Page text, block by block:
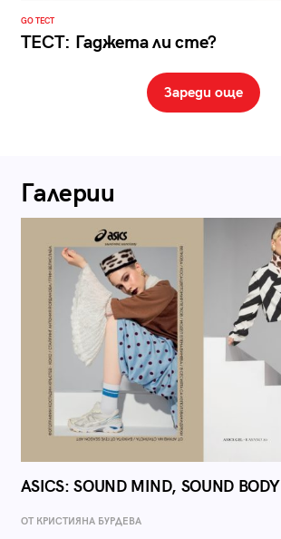
GO ТЕСТ
ТЕСТ: Гаджета ли сте?
Зареди още
Галерии
ASICS: SOUND MIND, SOUND BODY
ОТ КРИСТИЯНА БУРДЕВА